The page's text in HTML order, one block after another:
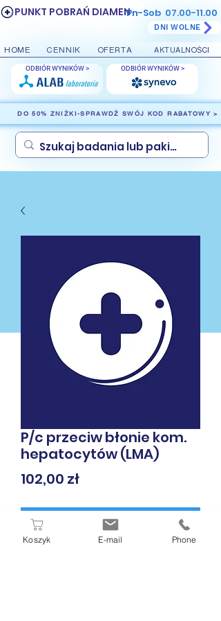
PUNKT POBRAŃ DIAMENPn-Sob 07.00-11.00
DNI WOLNE
HOME CENNIK OFERTA AKTUALNOŚCI
ODBIÓR WYNIKÓW > ODBIÓR WYNIKÓW >
DO 50% ZNIŻKI-SPRAWDŹ SWÓJ KOD RABATOWY >
P/c przeciw błonie kom.
hepatocytów (LMA)
102,00 złCena
Dodaj do koszyka
Koszyk E-mail Phone